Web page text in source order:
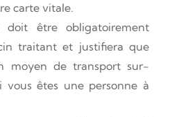
carte vitale.
être obligatoirement
traitant et justifiera que
moyen de transport sur-
vous êtes une personne à